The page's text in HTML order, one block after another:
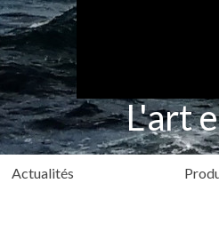
L'art
Actualités